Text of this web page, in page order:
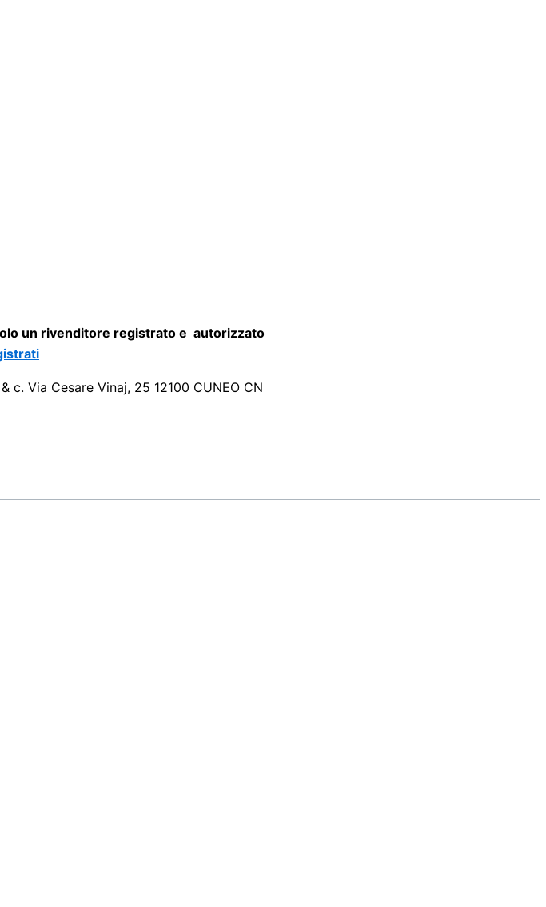
un rivenditore registrato e autorizzato
c. Via Cesare Vinaj, 25 12100 CUNEO CN